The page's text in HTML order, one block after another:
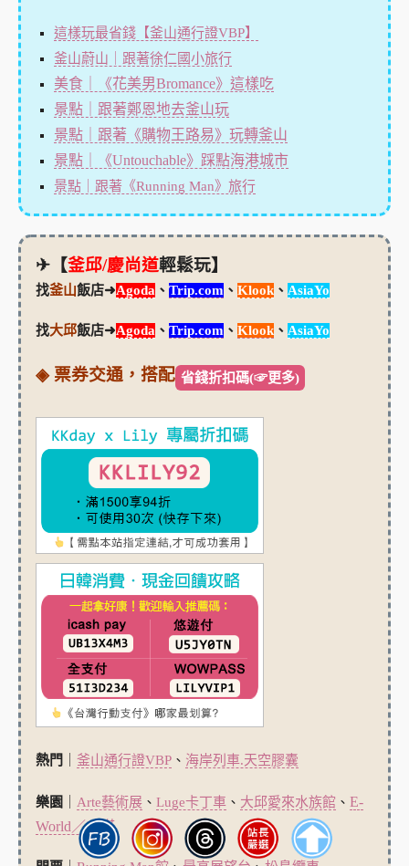
這樣玩最省錢【釜山通行證VBP】
釜山蔚山｜跟著徐仁國小旅行
美食｜《花美男Bromance》這樣吃
景點｜跟著鄭恩地去釜山玩
景點｜跟著《購物王路易》玩轉釜山
景點｜《Untouchable》踩點海港城市
景點｜跟著《Running Man》旅行
✈【釜邱/慶尚道輕鬆玩】
找釜山飯店➜Agoda 、 Trip.com 、 Klook、 AsiaYo
找大邱飯店➜Agoda 、 Trip.com 、 Klook、 AsiaYo
◈ 票券交通，搭配 省錢折扣碼(☞更多)
熱門 釜山通行證VBP、 海岸列車.天空膠囊
樂園 Arte藝術展、 Luge卡丁車、 大邱愛來水族館 、 E-
World／83塔